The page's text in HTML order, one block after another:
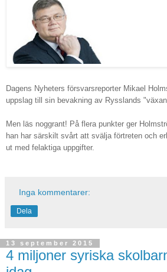
Dagens Nyheters försvarsreporter Mikael
uppslag till sin bevakning av Rysslands
Men läs noggrant! På flera punkter ger
han har särskilt svårt att svälja förtreten och
ut med felaktiga uppgifter.
Inga kommentarer:
Dela
13 september 2015
4 miljoner syriska